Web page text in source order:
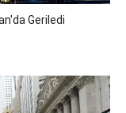
Geriledi